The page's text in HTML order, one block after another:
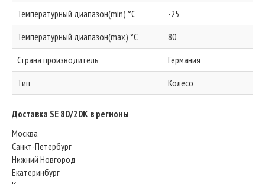
Температурный диапазон(min) °C
-25
Температурный диапазон(max) °C
80
Страна производитель
Германия
Тип
Колесо
Доставка SE 80/20K в регионы
Москва
Санкт-Петербург
Нижний Новгород
Екатеринбург